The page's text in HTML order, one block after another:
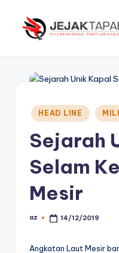
An
Fight
Like
Falcon
Posted
in
HEAD LINE
Sejarah
Selam
Mesir
Posted
az 14/12/2019
Angkatan Laut Mesir